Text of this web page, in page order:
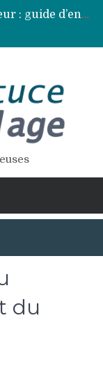
Résine pour sol extérieur : guide d’entretien et réparation des fissures
Pose d’une dalle béton : 7 erreurs à éviter pour un résultat durable
du